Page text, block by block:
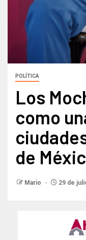
POLÍTICA
Los
como
de
Mario 29 de